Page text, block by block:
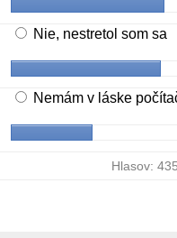
Nie, nestretol som sa
Nemám v láske
Hlasov: 435